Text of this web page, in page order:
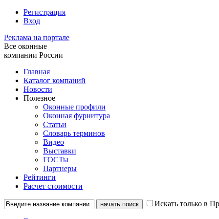
Регистрация
Вход
Реклама на портале
Все оконные
компании России
Главная
Каталог компаний
Новости
Полезное
Оконные профили
Оконная фурнитура
Статьи
Словарь терминов
Видео
Выставки
ГОСТы
Партнеры
Рейтинги
Расчет стоимости
Искать только в